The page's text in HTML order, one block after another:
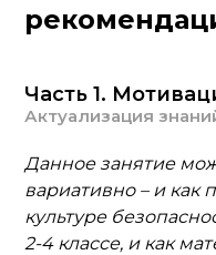
Часть 1.
Актуализация
Данное занятие
вариативно – и как
культуре
2-4 классе, и как